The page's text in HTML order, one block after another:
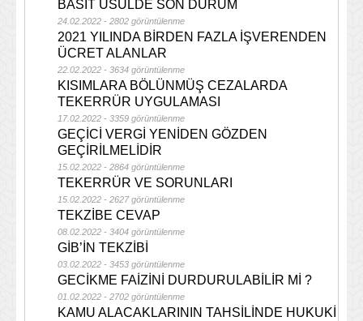
BASİT USULDE SON DURUM
24.02.2022 - 2802 görüntülenme
2021 YILINDA BİRDEN FAZLA İŞVERENDEN
ÜCRET ALANLAR
22.02.2022 - 3634 görüntülenme
KISIMLARA BÖLÜNMÜŞ CEZALARDA
TEKERRÜR UYGULAMASI
17.02.2022 - 3359 görüntülenme
GEÇİCİ VERGİ YENİDEN GÖZDEN
GEÇİRİLMELİDİR
15.02.2022 - 2864 görüntülenme
TEKERRÜR VE SORUNLARI
15.02.2022 - 2627 görüntülenme
TEKZİBE CEVAP
08.02.2022 - 3404 görüntülenme
GİB’İN TEKZİBİ
03.02.2022 - 3453 görüntülenme
GECİKME FAİZİNİ DURDURULABİLİR Mİ ?
01.02.2022 - 2702 görüntülenme
KAMU ALACAKLARININ TAHSİLİNDE HUKUKİ